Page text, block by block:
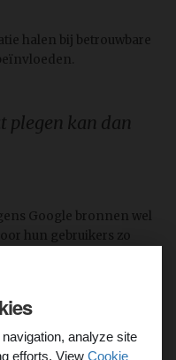
analyze site
efforts. View Cookie
halen bij betrouwbare
plegen kan dan
Google bronnen wel
hun gebruikers zo
echter niet als
alle pagina’s een kopie